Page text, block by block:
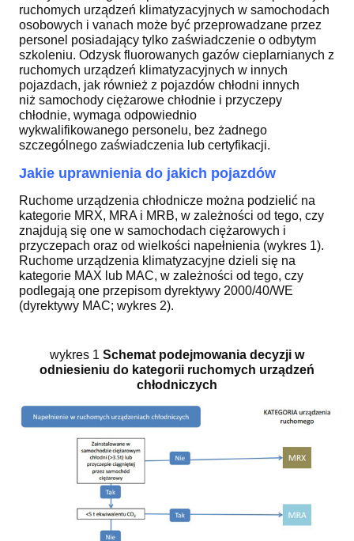
ruchomych urządzeń klimatyzacyjnych w samochodach
osobowych i vanach może być przeprowadzane przez
personel posiadający tylko zaświadczenie o odbytym
szkoleniu. Odzysk fluorowanych gazów cieplarnianych z
ruchomych urządzeń klimatyzacyjnych w innych
pojazdach, jak również z pojazdów chłodni innych
niż samochody ciężarowe chłodnie i przyczepy
chłodnie, wymaga odpowiednio
wykwalifikowanego personelu, bez żadnego
szczególnego zaświadczenia lub certyfikacji.
Jakie uprawnienia do jakich pojazdów
Ruchome urządzenia chłodnicze można podzielić na
kategorie MRX, MRA i MRB, w zależności od tego, czy
znajdują się one w samochodach ciężarowych i
przyczepach oraz od wielkości napełnienia (wykres 1).
Ruchome urządzenia klimatyzacyjne dzieli się na
kategorie MAX lub MAC, w zależności od tego, czy
podlegają one przepisom dyrektywy 2000/40/WE
(dyrektywy MAC; wykres 2).
wykres 1 Schemat podejmowania decyzji w
odniesieniu do kategorii ruchomych urządzeń
chłodniczych